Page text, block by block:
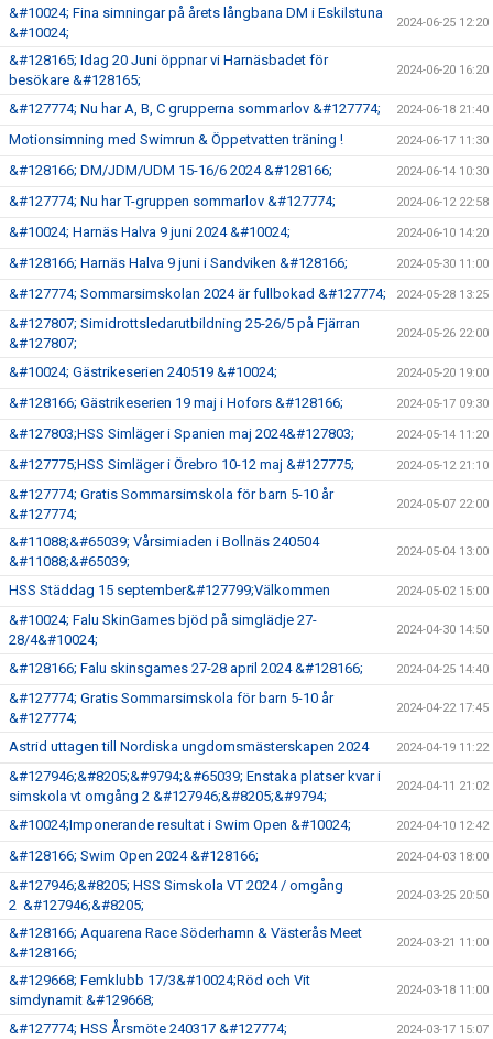
&#10024; Fina simningar på årets långbana DM i Eskilstuna
&#10024;
2024-06-25 12:20
&#128165; Idag 20 Juni öppnar vi Harnäsbadet för
besökare &#128165;
2024-06-20 16:20
&#127774; Nu har A, B, C grupperna sommarlov &#127774; 2024-06-18 21:40
Motionsimning med Swimrun & Öppetvatten träning ! 2024-06-17 11:30
&#128166; DM/JDM/UDM 15-16/6 2024 &#128166; 2024-06-14 10:30
&#127774; Nu har T-gruppen sommarlov &#127774; 2024-06-12 22:58
&#10024; Harnäs Halva 9 juni 2024 &#10024; 2024-06-10 14:20
&#128166; Harnäs Halva 9 juni i Sandviken &#128166; 2024-05-30 11:00
&#127774; Sommarsimskolan 2024 är fullbokad &#127774; 2024-05-28 13:25
&#127807; Simidrottsledarutbildning 25-26/5 på Fjärran
&#127807;
2024-05-26 22:00
&#10024; Gästrikeserien 240519 &#10024; 2024-05-20 19:00
&#128166; Gästrikeserien 19 maj i Hofors &#128166; 2024-05-17 09:30
&#127803;HSS Simläger i Spanien maj 2024&#127803; 2024-05-14 11:20
&#127775;HSS Simläger i Örebro 10-12 maj &#127775; 2024-05-12 21:10
&#127774; Gratis Sommarsimskola för barn 5-10 år
&#127774;
2024-05-07 22:00
&#11088;&#65039; Vårsimiaden i Bollnäs 240504
&#11088;&#65039;
2024-05-04 13:00
HSS Städdag 15 september&#127799;Välkommen 2024-05-02 15:00
&#10024; Falu SkinGames bjöd på simglädje 27-
28/4&#10024;
2024-04-30 14:50
&#128166; Falu skinsgames 27-28 april 2024 &#128166; 2024-04-25 14:40
&#127774; Gratis Sommarsimskola för barn 5-10 år
&#127774;
2024-04-22 17:45
Astrid uttagen till Nordiska ungdomsmästerskapen 2024 2024-04-19 11:22
&#127946;&#8205;&#9794;&#65039; Enstaka platser kvar i
simskola vt omgång 2 &#127946;&#8205;&#9794;
2024-04-11 21:02
&#10024;Imponerande resultat i Swim Open &#10024; 2024-04-10 12:42
&#128166; Swim Open 2024 &#128166; 2024-04-03 18:00
&#127946;&#8205; HSS Simskola VT 2024 / omgång
2 &#127946;&#8205;
2024-03-25 20:50
&#128166; Aquarena Race Söderhamn & Västerås Meet
&#128166;
2024-03-21 11:00
&#129668; Femklubb 17/3&#10024;Röd och Vit
simdynamit &#129668;
2024-03-18 11:00
&#127774; HSS Årsmöte 240317 &#127774; 2024-03-17 15:07